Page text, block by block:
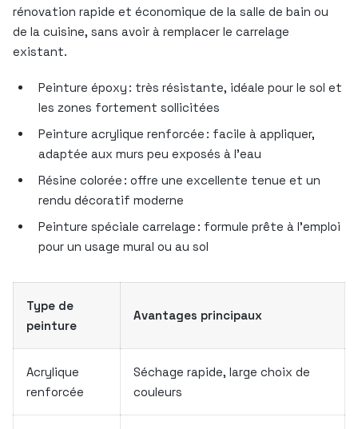
rénovation rapide et économique de la salle de bain ou
de la cuisine, sans avoir à remplacer le carrelage
existant.
Peinture époxy : très résistante, idéale pour le sol et
les zones fortement sollicitées
Peinture acrylique renforcée : facile à appliquer,
adaptée aux murs peu exposés à l’eau
Résine colorée : offre une excellente tenue et un
rendu décoratif moderne
Peinture spéciale carrelage : formule prête à l’emploi
pour un usage mural ou au sol
Type de
peinture
Avantages principaux
Acrylique
renforcée
Séchage rapide, large choix de
couleurs